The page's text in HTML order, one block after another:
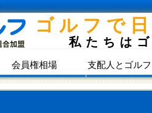
ゴルフで
私たちは
会員権相場 支配人とゴル